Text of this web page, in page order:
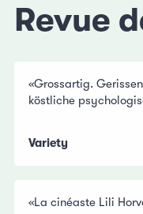
Revue
«Grossartig.
köstliche
Variety
«La cinéaste Lili